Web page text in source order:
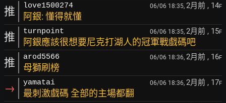
推 love1500274 06/06 18:35, 2月前 , 14F
阿銀: 懂得就懂
推 turnpoint 06/06 18:35, 2月前 , 15F
阿銀應該很想要尼克打湖人的冠軍戰戲碼吧
推 arod5566 06/06 18:36, 2月前 , 16F
母獅刷榜
→ yamatai 06/06 18:36, 2月前 , 17F
最刺激戲碼 全部的主場都翻